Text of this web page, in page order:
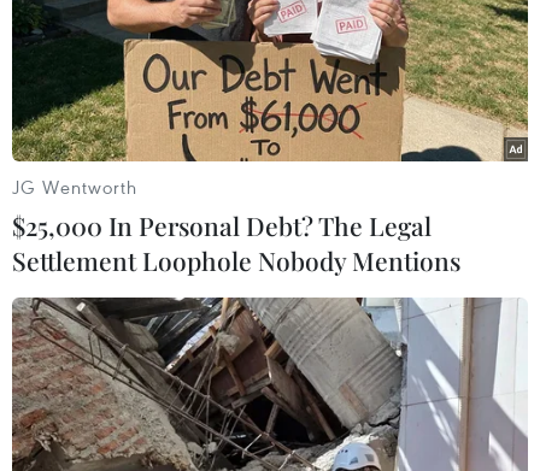
Thu hồi tiền 100 bolivar, Venezuela sẽ
phát hành đồng nội tệ "khủng"
11/12/2016 23:26
JG Wentworth
$25,000 In Personal Debt? The Legal
Settlement Loophole Nobody Mentions